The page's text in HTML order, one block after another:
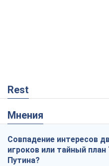
Rest
Мнения
Совпадение интересов
игроков или тайный план
Путина?